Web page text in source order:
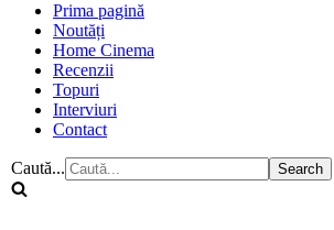
Prima pagină
Noutăți
Home Cinema
Recenzii
Topuri
Interviuri
Contact
Caută...